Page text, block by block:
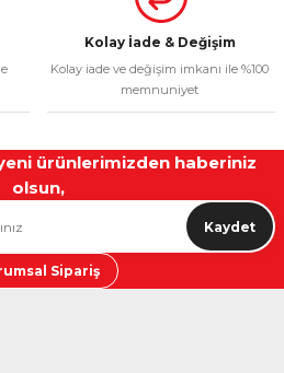
Kolay İade & Değişim
Kolay iade ve değişim imkanı ile %100
memnuniyet
ürünlerimizden haberiniz
olsun,
Kaydet
Sipariş